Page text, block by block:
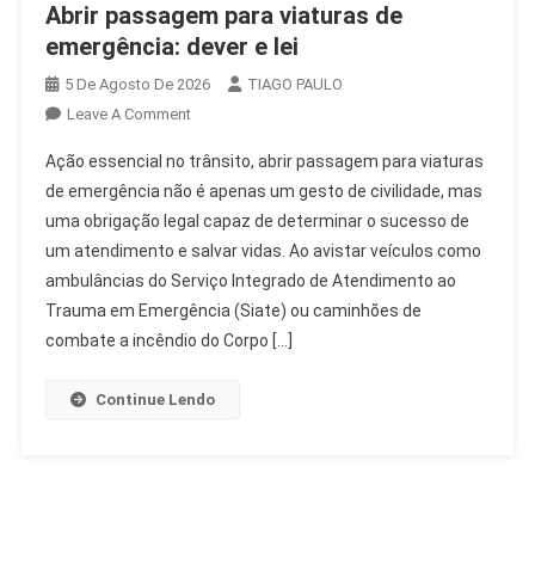
Abrir passagem para viaturas de
emergência: dever e lei
5 De Agosto De 2026
TIAGO PAULO
Leave A CommentOn
Passagem
Para
Viaturas
De
Emergência:
Dever
E
Ação essencial no trânsito, abrir passagem para viaturas
de emergência não é apenas um gesto de civilidade, mas
uma obrigação legal capaz de determinar o sucesso de
um atendimento e salvar vidas. Ao avistar veículos como
ambulâncias do Serviço Integrado de Atendimento ao
Trauma em Emergência (Siate) ou caminhões de
combate a incêndio do Corpo […]
Continue Lendo